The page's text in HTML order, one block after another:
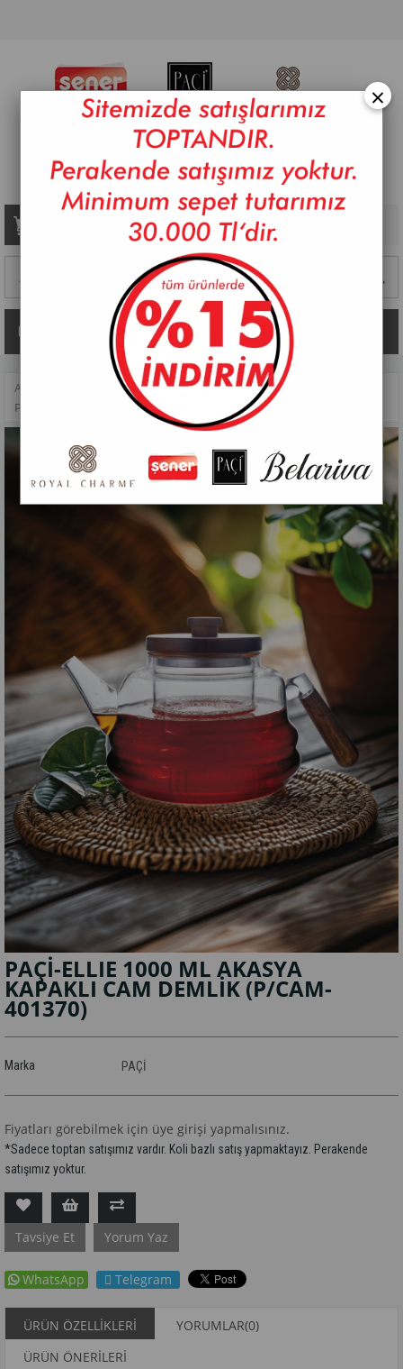
Sepetim 0 Ürün
ANASAYFA PİŞİRME> TEKLI DEMLIKLER>
PAÇİ-ELLIE 1000 ML AKASYA KAPAKLI CAM DEMLİK
PAÇİ-ELLIE 1000 ML AKASYA
KAPAKLI CAM DEMLİK (P/CAM-
401370)
Marka PAÇİ
Fiyatları görebilmek için üye girişi yapmalısınız.
*Sadece toptan satışımız vardır. Koli bazlı satış yapmaktayız. Perakende
satışımız yoktur.
Tavsiye Et Yorum Yaz
WhatsApp Telegram
ÜRÜN ÖZELLIKLERI YORUMLAR(0)
ÜRÜN ÖNERILERI
×